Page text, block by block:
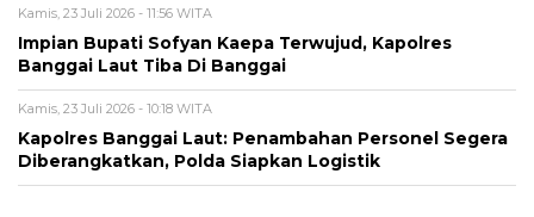
Kamis, 23 Juli 2026 - 11:56 WITA
Impian Bupati Sofyan Kaepa Terwujud, Kapolres
Banggai Laut Tiba Di Banggai
Kamis, 23 Juli 2026 - 10:18 WITA
Kapolres Banggai Laut: Penambahan Personel Segera
Diberangkatkan, Polda Siapkan Logistik